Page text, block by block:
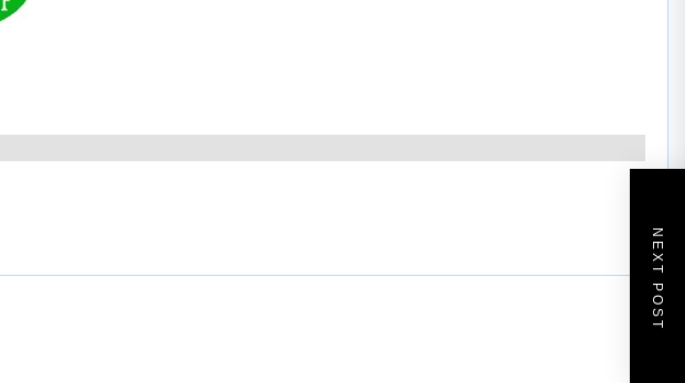
NEXT POST